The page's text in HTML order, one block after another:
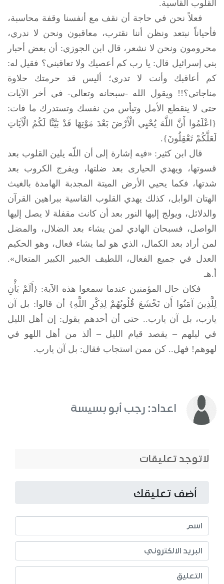
القلوب القاسية.
فعلاً نحن في حاجة أن نقف مع أنفسنا وقفة محاسبة،
فأحياناً نبتعد ونظن أننا نقترب، معاقبون ونحن لا ندري،
محرومون ونحن لا نشعر، قال ابن الجوزي: أن بعض أحبار
بني إسرائيل قال: يا رب كم أعصيك ولا تعاقبني؟ فقيل له:
كم أعاقبك وأنت لا تدري؛ أليس قد حرمتك حلاوة
مناجاتي؟!! ويقول الله -سبحانه وتعالى- في أخر الآيات
حتى لا ينقطع الأمل وتيأس من نفسك وتستدرك ما فات:
{اعْلَمُوا أَنَّ اللَّهَ يُحْيِي الْأَرْضَ بَعْدَ مَوْتِهَا قَدْ بَيَّنَّا لَكُمُ الْآَيَاتِ
لَعَلَّكُمْ تَعْقِلُونَ}.
قال ابن كثير: «فيه إشارة إلى أن اللّه يلين القلوب بعد
قسوتها، ويهدي الحيارى بعد ضلتها، ويفرج الكروب بعد
شدتها، فكما يحيي الأرض الميتة المجدبة الهامدة بالغيث
الهتان الوابل، كذلك يهدي القلوب القاسية ببراهين القرآن
والدلائل، ويولج إليها النور بعد أن كانت مقفلة لا يصل إليها
الواصل، فسبحان الهادي لمن يشاء بعد الضلال، والمضل
لمن أراد بعد الكمال، الذي هو لما يشاء فعال، وهو الحكيم
العدل في جميع الفعال، اللطيف الخبير الكبير المتعال».
أ.هـ
فكان حال المؤمنين عندما سمعوا هذه الآية: {أَلَمْ يَأْنِ
لِلَّذِينَ آمَنُوا أَن تَخْشَعَ قُلُوبُهُمْ لِذِكْرِ اللَّهِ} أن قالوا: بل آن
يارب، بل آن يارب.. حتى أن أحدهم يقول: إن أهل الليل
في ليلهم – يقصد قيام الليل – ألذ من أهل اللهو في
لهوهم! فهل.. كن ممن استجاب فقال: بل آن يارب.
اعداد: رجب أبو بسيسة
لاتوجد تعليقات
أضف تعليقك